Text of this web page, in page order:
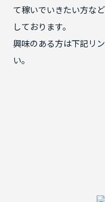
て稼いでいきたい方な
しております。
興味のある方は下記リ
い。